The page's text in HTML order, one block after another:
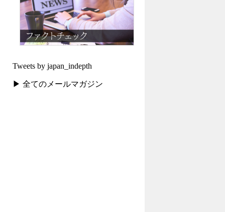
Tweets by japan_indepth
▶ 全てのメールマガジン